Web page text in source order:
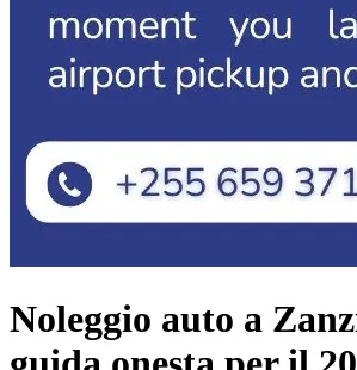
Noleggio auto a